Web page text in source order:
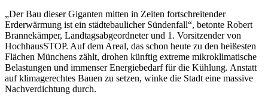
„Der Bau dieser Giganten mitten in Zeiten fortschreitender
Erderwärmung ist ein städtebaulicher Sündenfall“, betonte Robert
Brannekämper, Landtagsabgeordneter und 1. Vorsitzender von
HochhausSTOP. Auf dem Areal, das schon heute zu den heißesten
Flächen Münchens zählt, drohen künftig extreme mikroklimatische
Belastungen und immenser Energiebedarf für die Kühlung. Anstatt
auf klimagerechtes Bauen zu setzen, winke die Stadt eine massive
Nachverdichtung durch.